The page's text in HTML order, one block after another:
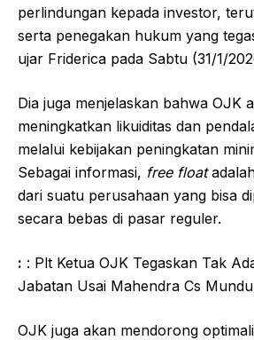
perlindungan kepada investor,
serta penegakan hukum yang
ujar Friderica pada Sabtu (31/1/
Dia juga menjelaskan bahwa OJK
meningkatkan likuiditas dan
melalui kebijakan peningkatan
Sebagai informasi, free float
dari suatu perusahaan yang bisa
secara bebas di pasar reguler.
: : Plt Ketua OJK Tegaskan Tak
Jabatan Usai Mahendra Cs
OJK juga akan mendorong